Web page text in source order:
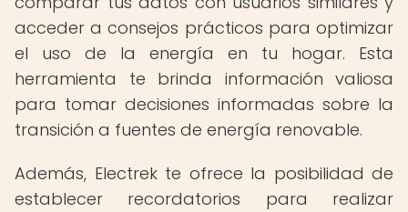
acceder a consejos prácticos para optimizar
el uso de la energía en tu hogar. Esta
herramienta te brinda información valiosa
para tomar decisiones informadas sobre la
transición a fuentes de energía renovable.
Además, Electrek te ofrece la posibilidad de
establecer recordatorios para realizar